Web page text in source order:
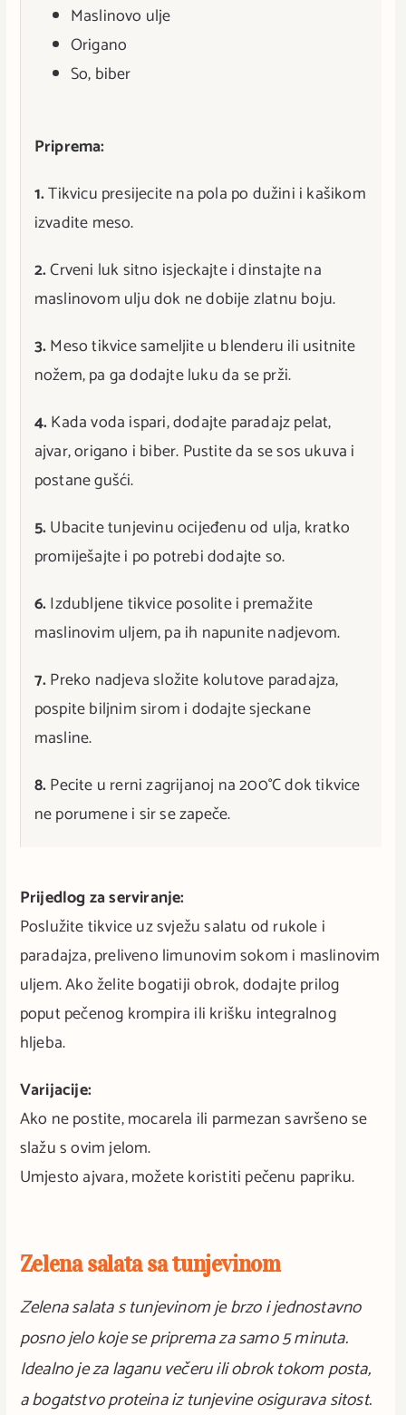
Maslinovo ulje
Origano
So, biber
Priprema:
1.Tikvicu presijecite na pola po dužini i kašikom
izvadite meso.
2.Crveni luk sitno isjeckajte i dinstajte na
maslinovom ulju dok ne dobije zlatnu boju.
3.Meso tikvice sameljite u blenderu ili usitnite
nožem, pa ga dodajte luku da se prži.
4.Kada voda ispari, dodajte paradajz pelat,
ajvar, origano i biber. Pustite da se sos ukuva i
postane gušći.
5.Ubacite tunjevinu ocijeđenu od ulja, kratko
promiješajte i po potrebi dodajte so.
6.Izdubljene tikvice posolite i premažite
maslinovim uljem, pa ih napunite nadjevom.
7.Preko nadjeva složite kolutove paradajza,
pospite biljnim sirom i dodajte sjeckane
masline.
8.Pecite u rerni zagrijanoj na 200°C dok tikvice
ne porumene i sir se zapeče.
Prijedlog za serviranje:
Poslužite tikvice uz svježu salatu od rukole i
paradajza, preliveno limunovim sokom i maslinovim
uljem. Ako želite bogatiji obrok, dodajte prilog
poput pečenog krompira ili krišku integralnog
hljeba.
Varijacije:
Ako ne postite, mocarela ili parmezan savršeno se
slažu s ovim jelom.
Umjesto ajvara, možete koristiti pečenu papriku.
Zelena salata sa tunjevinom
Zelena salata s tunjevinom je brzo i jednostavno
posno jelo koje se priprema za samo 5 minuta.
Idealno je za laganu večeru ili obrok tokom posta,
a bogatstvo proteina iz tunjevine osigurava sitost.